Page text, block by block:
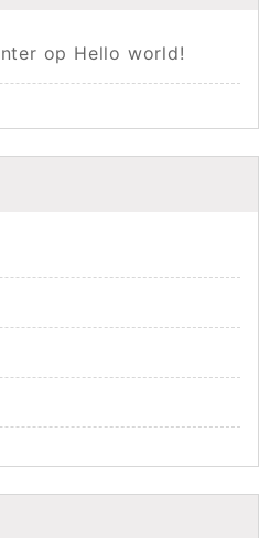
op Hello world!